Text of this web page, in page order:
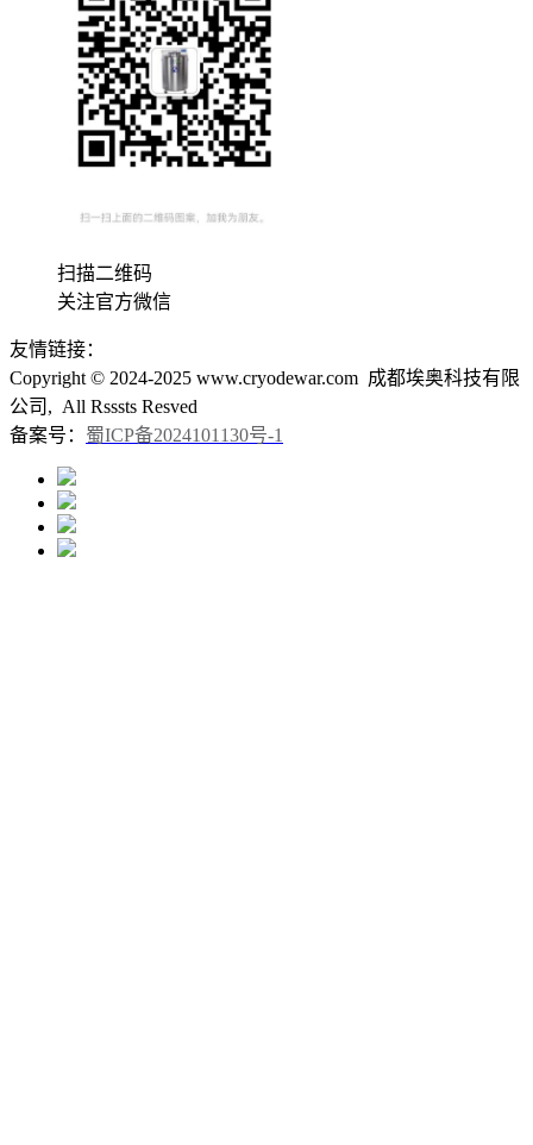
扫描二维码
关注官方微信
友情链接：
Copyright © 2024-2025 www.cryodewar.com 成都埃奥科技有限
公司, All Rsssts Resved
备案号： 蜀ICP备2024101130号-1